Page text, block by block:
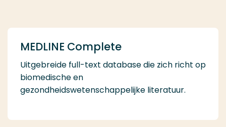
MEDLINE Complete
Uitgebreide full-text database die zich richt op
biomedische en
gezondheidswetenschappelijke literatuur.